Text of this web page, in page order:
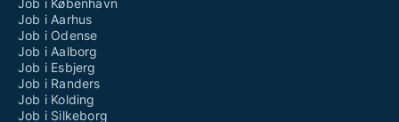
Job i København
Job i Aarhus
Job i Odense
Job i Aalborg
Job i Esbjerg
Job i Randers
Job i Kolding
Job i Silkeborg